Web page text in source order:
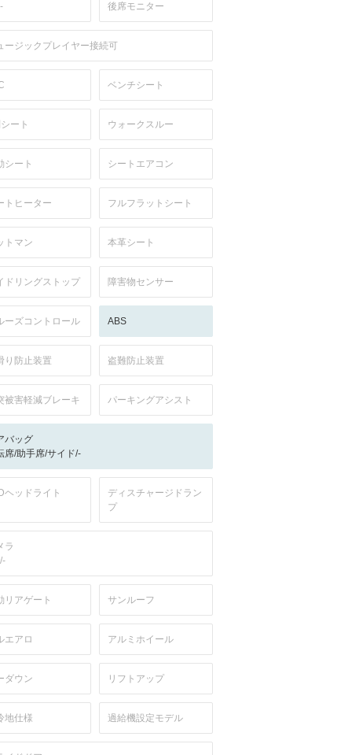
後席モニター
ージックプレイヤー接続可
ベンチシート
ート ウォークスルー
シート シートエアコン
トヒーター フルフラットシート
トマン 本革シート
ドリングストップ 障害物センサー
ーズコントロール ABS
り防止装置 盗難防止装置
被害軽減ブレーキ パーキングアシスト
バッグ
席/助手席/サイド/-
ヘッドライト
ディスチャージドラン
プ
ラ
リアゲート サンルーフ
エアロ アルミホイール
ダウン リフトアップ
地仕様 過給機設定モデル